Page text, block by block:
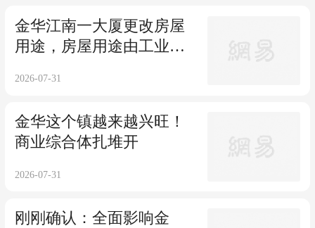
光！
金华江南一大厦更改房屋
用途，房屋用途由工业改
2026-07-31
金华这个镇越来越兴旺！
商业综合体扎堆开
2026-07-31
刚刚确认：全面影响金